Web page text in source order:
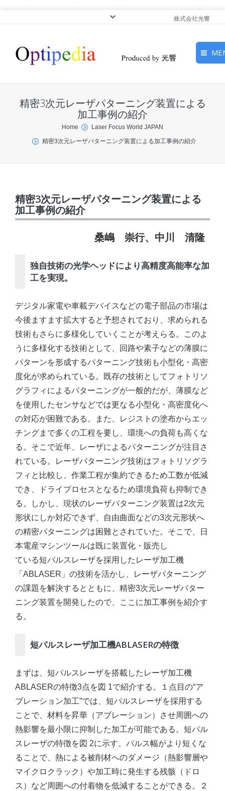
株式会社光響
ピックアップ
サービス
精密3次元レーザパターニング装置による
加工事例の紹介
You are here:Home
Laser Focus World JAPAN
精密3次元レーザパターニング装置による加工事例の紹介
精密3次元レーザパターニング装置による
加工事例の紹介
桑嶋 崇行、中川 清隆
独自技術の光学ヘッドにより高精度高能率な加
工を実現。
デジタル家電や車載デバイスなどの電子部品の市場は
今後ますます拡大すると予想されており、求められる
技術もさらに多様化していくことが考えらる。このよ
うに多様化する技術として、回路や素子などの薄膜に
パターンを形成するパターニング技術も小型化・高密
度化が求められている。既存の技術としてフォトリソ
グラフィによるパターニングが一般的だが、薄膜など
を使用したセンサなどでは更なる小型化・高密度化へ
の対応が困難である。また、レジストの塗布からエッ
チングまで多くの工程を要し、環境への負荷も高くな
る。そこで近年、レーザによるパターニングが注目さ
れている。レーザパターニング技術はフォトリソグラ
フィと比較し、作業工程が集約できるため工数が低減
でき、ドライプロセスとなるため環境負荷も抑制でき
る。しかし、現状のレーザパターニング装置は2次元
形状にしか対応できず、自由曲面などの3次元形状へ
の精密パターニングは困難とされていた。そこで、日
本電産マシンツールは既に装置化・販売し
ている短パルスレーザを採用したレーザ加工機
「ABLASER」の技術を活かし、レーザパターニング
の課題を解決するとともに、精密3次元レーザパター
ニング装置を開発したので、ここに加工事例を紹介す
る。
短パルスレーザ加工機ABLASERの特徴
まずは、短パルスレーザを搭載したレーザ加工機
ABLASERの特徴3点を図 1で紹介する。１点目の“ア
ブレーション加工”では、短パルスレーザを採用する
ことで、材料を昇華（アブレーション）させ周囲への
熱影響を最小限に抑制した加工が可能である。短パル
スレーザの特徴を図 2に示す。パルス幅がより短くな
ることで、熱による被削材へのダメージ（熱影響層や
マイクロクラック）や加工時に発生する残骸（ドロ
ス）など周囲への付着物を低減することができる。２